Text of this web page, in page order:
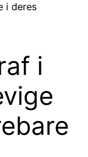
i deres
i